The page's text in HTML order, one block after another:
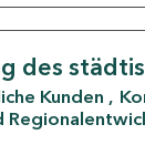
des
Kunden